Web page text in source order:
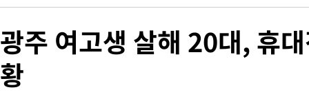
-9519초 전 >[속보]전남광주 초대 시민추천 부시장에 백승주·윤난실
-5647초 전 > [속보]코스닥, 2.15포인트(0.27%) 내린 797.44 출발
-5630초 전 >
-2077초 전 >
광주 여고생 살해 20대, 휴
황